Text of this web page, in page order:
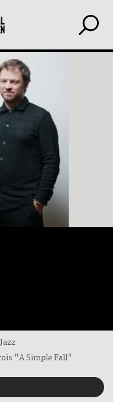
"A Simple Fall"